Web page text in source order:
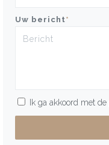
Uw bericht*
Ik ga akkoord met de